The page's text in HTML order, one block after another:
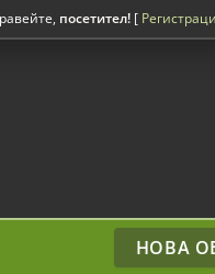
посетител! [
НОВА